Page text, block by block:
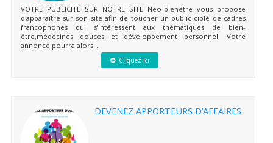
VOTRE PUBLICITÉ SUR NOTRE SITE Neo-bienêtre vous propose
d'apparaître sur son site afin de toucher un public ciblé de cadres
francophones qui s'intéressent aux thématiques de bien-
être,médecines douces et développement personnel. Votre
annonce pourra alors...
Cliquez ici
DEVENEZ APPORTEURS D’AFFAIRES